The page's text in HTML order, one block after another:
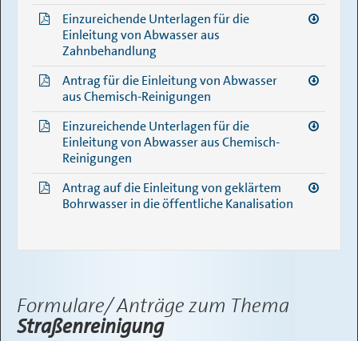
Einzureichende Unterlagen für die
Einleitung von Abwasser aus
Zahnbehandlung
Antrag für die Einleitung von Abwasser
aus Chemisch-Reinigungen
Einzureichende Unterlagen für die
Einleitung von Abwasser aus Chemisch-
Reinigungen
Antrag auf die Einleitung von geklärtem
Bohrwasser in die öffentliche Kanalisation
Formulare/ Anträge zum Thema
Straßenreinigung